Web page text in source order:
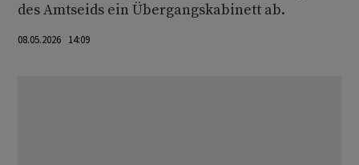
des Amtseids ein Übergangskabinett ab.
08.05.2026 14:09